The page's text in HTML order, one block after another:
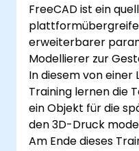
FreeCAD ist ein
erweiterbarer
Modellierer zur
In diesem von
Training lernen die
ein Objekt für die
den 3D-Druck
Am Ende dieses